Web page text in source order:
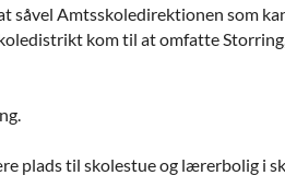
såvel Amtsskoledirektionen som
kom til at omfatte
plads til skolestue og lærerbolig i